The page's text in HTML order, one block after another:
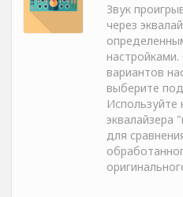
Звук
через
вариантов
выберите
Используйте
эквалайзера
для